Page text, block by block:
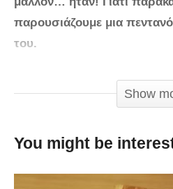
παρουσιάζουμε μια
του.
-Μισό φλιτζάνι τριμμένο ψωμί
-2 σκελίδες σκόρδο
Show
You might be